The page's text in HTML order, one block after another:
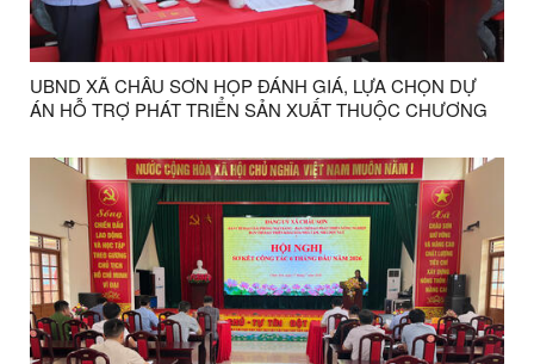
UBND XÃ CHÂU SƠN HỌP ĐÁNH GIÁ, LỰA CHỌN DỰ
ÁN HỖ TRỢ PHÁT TRIỂN SẢN XUẤT THUỘC CHƯƠNG
MỚI